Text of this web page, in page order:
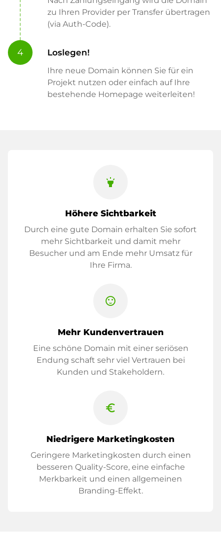
zu Ihren Provider per Transfer übertragen
(via Auth-Code).
4 Loslegen!
Ihre neue Domain können Sie für ein
Projekt nutzen oder einfach auf Ihre
bestehende Homepage weiterleiten!
highlight
Höhere Sichtbarkeit
Durch eine gute Domain erhalten Sie sofort
mehr Sichtbarkeit und damit mehr
Besucher und am Ende mehr Umsatz für
Ihre Firma.
sentiment_satisfied
Mehr Kundenvertrauen
Eine schöne Domain mit einer seriösen
Endung schaft sehr viel Vertrauen bei
Kunden und Stakeholdern.
euro_symbol
Niedrigere Marketingkosten
Geringere Marketingkosten durch einen
besseren Quality-Score, eine einfache
Merkbarkeit und einen allgemeinen
Branding-Effekt.